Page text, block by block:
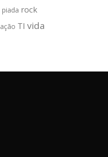
piada rock
TI vida